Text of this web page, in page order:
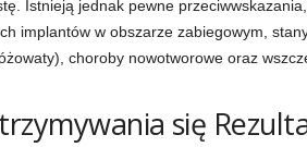
Istnieją jednak pewne
implantów w obszarze zabiegowym,
choroby nowotworowe oraz
się